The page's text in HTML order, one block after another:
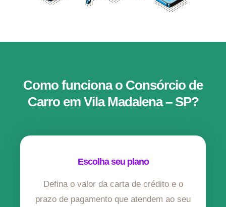
Como funciona o Consórcio de
Carro em Vila Madalena – SP?
Escolha seu plano
Defina o valor da carta de crédito e o
prazo de pagamento que atendem ao seu